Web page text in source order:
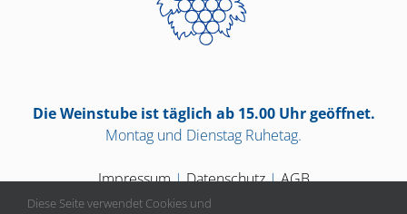
Die Weinstube ist täglich ab 15.00 Uhr geöffnet.
Montag und Dienstag Ruhetag.
Impressum|Datenschutz|AGB
Diese Seite verwendet Cookies und